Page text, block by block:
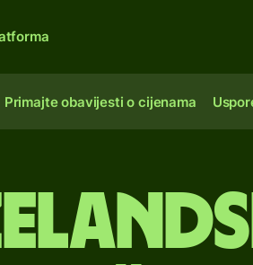
Primajte obavijesti o cijenama